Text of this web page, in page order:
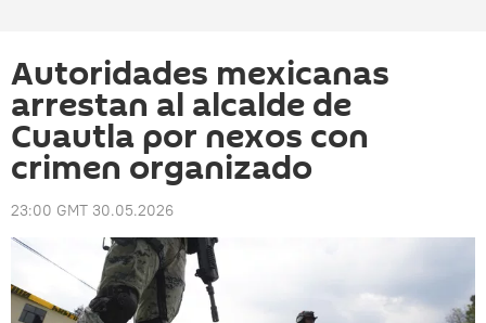
Autoridades mexicanas
arrestan al alcalde de
Cuautla por nexos con
crimen organizado
23:00 GMT 30.05.2026